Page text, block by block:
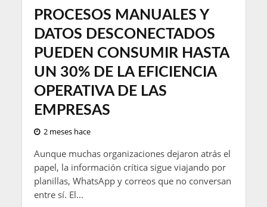
PROCESOS MANUALES Y
DATOS DESCONECTADOS
PUEDEN CONSUMIR HASTA
UN 30% DE LA EFICIENCIA
OPERATIVA DE LAS
EMPRESAS
2 meses hace
Aunque muchas organizaciones dejaron atrás el
papel, la información crítica sigue viajando por
planillas, WhatsApp y correos que no conversan
entre sí. El...